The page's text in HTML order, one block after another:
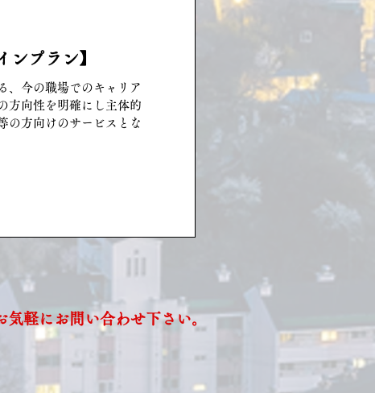
ンプラン】
、今の職場でのキャリア
方向性を明確にし主体的
の方向けのサービスとな
気軽にお問い合わせ下さい。